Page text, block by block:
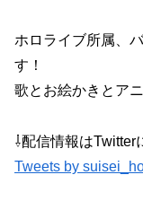
ホロライブ所属、
す！
歌とお絵かきとア
⇩配信情報はTwitter
Tweets by